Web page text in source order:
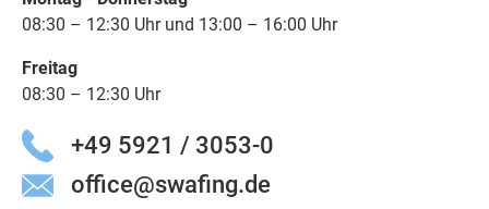
08:30 – 12:30 Uhr und 13:00 – 16:00 Uhr
Freitag
08:30 – 12:30 Uhr
+49 5921 / 3053-0
office@swafing.de